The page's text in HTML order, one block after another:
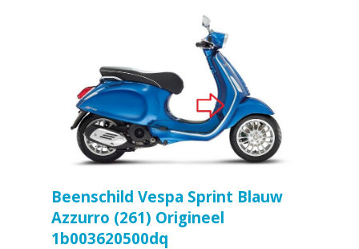
Beenschild Vespa Sprint Blauw
Azzurro (261) Origineel
1b003620500dq